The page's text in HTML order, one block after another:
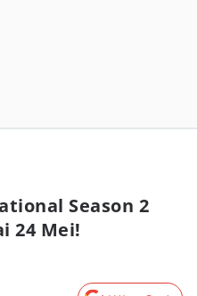
Season 2
24 Mei!